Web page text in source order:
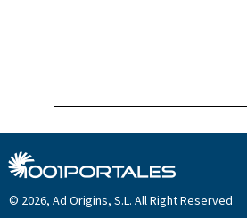
© 2026, Ad Origins, S.L. All Right Reserved